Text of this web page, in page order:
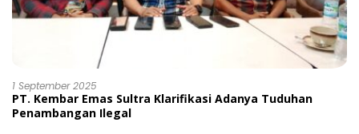
1 September 2025
PT. Kembar Emas Sultra Klarifikasi Adanya Tuduhan
Penambangan Ilegal